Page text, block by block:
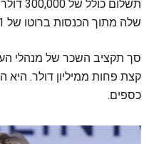
שלה מתוך הכנסות ברוטו של 1,704,981 דולר.
סך תקציב השכר של מנהלי
כספים.